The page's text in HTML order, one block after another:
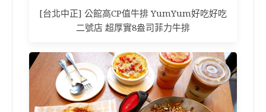
[台北中正] 公館高CP值牛排 YumYum好吃好吃
二號店 超厚實8盎司菲力牛排